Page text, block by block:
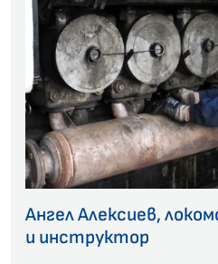
Ангел Алексиев,
и инструктор